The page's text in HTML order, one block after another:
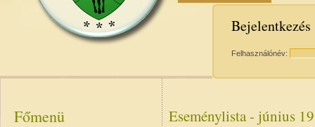
Bejelentkezés
Felhasználónév:
Főmenü Eseménylista - június 19